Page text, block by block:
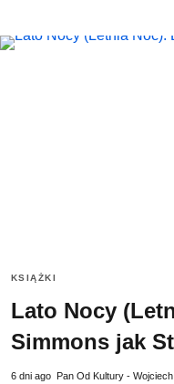
KSIĄŻKI
Lato Nocy
Simmons jak
6 dni ago Pan Od Kultury -